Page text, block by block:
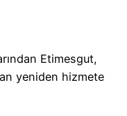
Etimesgut,
yeniden hizmete